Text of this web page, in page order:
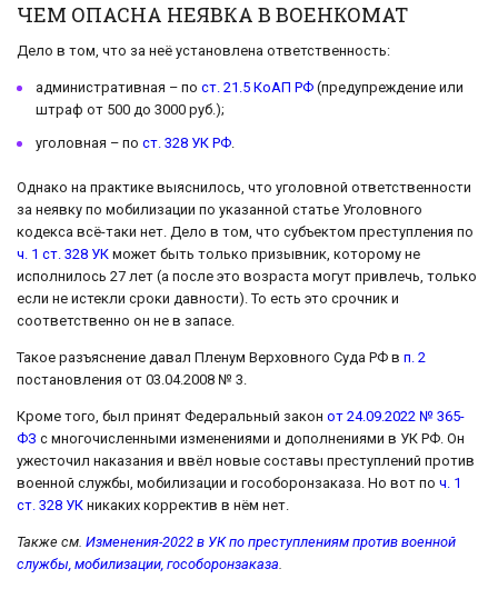
ЧЕМ ОПАСНА НЕЯВКА В ВОЕНКОМАТ
Дело в том, что за неё установлена ответственность:
административная – по ст. 21.5 КоАП РФ (предупреждение или
штраф от 500 до 3000 руб.);
уголовная – по ст. 328 УК РФ.
Однако на практике выяснилось, что уголовной ответственности
за неявку по мобилизации по указанной статье Уголовного
кодекса всё-таки нет. Дело в том, что субъектом преступления по
ч. 1 ст. 328 УК может быть только призывник, которому не
исполнилось 27 лет (а после это возраста могут привлечь, только
если не истекли сроки давности). То есть это срочник и
соответственно он не в запасе.
Такое разъяснение давал Пленум Верховного Суда РФ в п. 2
постановления от 03.04.2008 № 3.
Кроме того, был принят Федеральный закон от 24.09.2022 № 365-
ФЗ с многочисленными изменениями и дополнениями в УК РФ. Он
ужесточил наказания и ввёл новые составы преступлений против
военной службы, мобилизации и гособоронзаказа. Но вот по ч. 1
ст. 328 УК никаких корректив в нём нет.
Также см. Изменения-2022 в УК по преступлениям против военной
службы, мобилизации, гособоронзаказа